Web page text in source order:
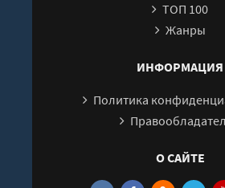
ТОП 100
Жанры
ИНФОРМАЦИЯ
Политика
О САЙТЕ